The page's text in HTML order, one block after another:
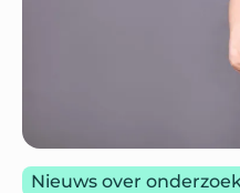
Nieuws over onderzoek